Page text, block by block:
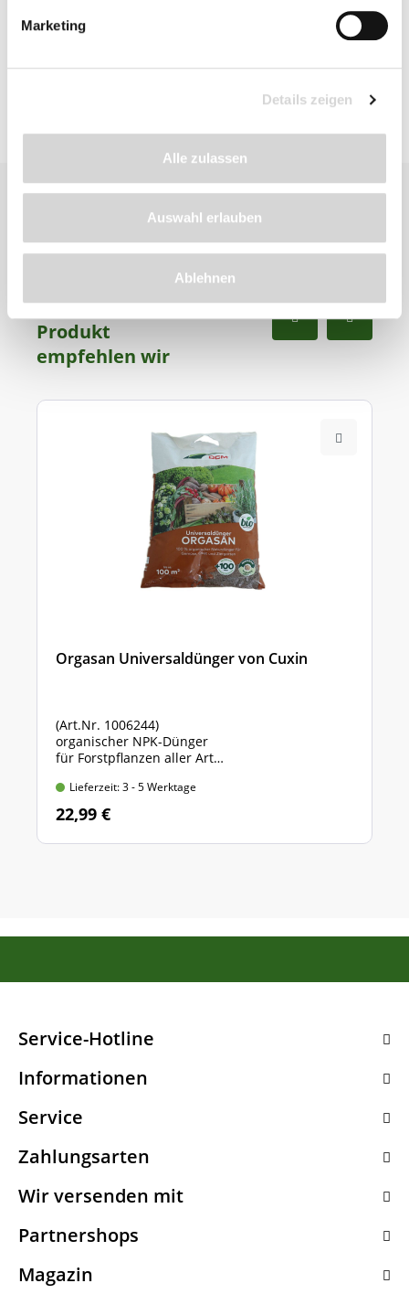
Marketing
Details zeigen
Alle zulassen
Auswahl erlauben
Ablehnen
Bewertungen
Zu diesem
Produkt
empfehlen wir
Orgasan Universaldünger von Cuxin
(Art.Nr. 1006244)
organischer NPK-Dünger
für Forstpflanzen aller Art
Lieferzeit: 3 - 5 Werktage
22,99 €
Service-Hotline
Informationen
Service
Zahlungsarten
Wir versenden mit
Partnershops
Magazin